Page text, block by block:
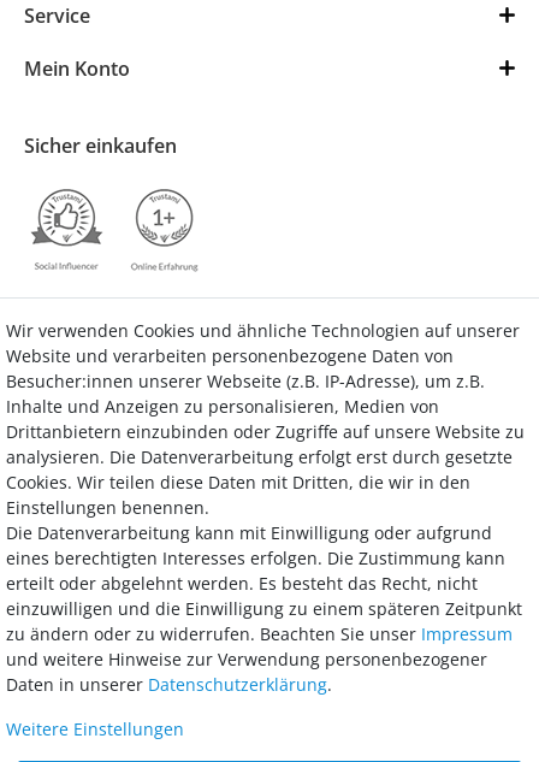
Service
Mein Konto
Sicher einkaufen
Vertrag widerrufen Kontakt
Bezahlung
Wir bieten Ihnen viele Möglichkeiten einer sicheren und bequemen
Bezahlung.
Wir verwenden Cookies und ähnliche Technologien auf unserer
Website und verarbeiten personenbezogene Daten von
Besucher:innen unserer Webseite (z.B. IP-Adresse), um z.B.
Inhalte und Anzeigen zu personalisieren, Medien von
Drittanbietern einzubinden oder Zugriffe auf unsere Website zu
analysieren. Die Datenverarbeitung erfolgt erst durch gesetzte
Cookies. Wir teilen diese Daten mit Dritten, die wir in den
Einstellungen benennen.
Die Datenverarbeitung kann mit Einwilligung oder aufgrund
eines berechtigten Interesses erfolgen. Die Zustimmung kann
erteilt oder abgelehnt werden. Es besteht das Recht, nicht
einzuwilligen und die Einwilligung zu einem späteren Zeitpunkt
zu ändern oder zu widerrufen. Beachten Sie unser Impressum
und weitere Hinweise zur Verwendung personenbezogener
Daten in unserer Daten­schutz­erklärung.
Weitere Einstellungen